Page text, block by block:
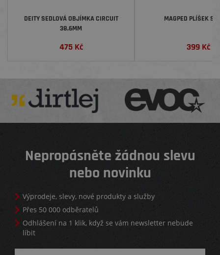
DEITY SEDLOVÁ OBJÍMKA CIRCUIT
38,6MM
475Kč
MAGPED PLÍŠEK
399Kč
Nepropásněte žádnou slevu
nebo novinku
Výprodeje, slevy, nové produkty a služby
Přes 50 000 odběratelů
Odhlášení na 1 klik, když se vám newsletter nebude
líbit